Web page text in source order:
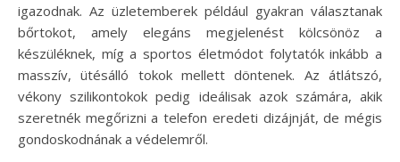
igazodnak. Az üzletemberek például gyakran választanak
bőrtokot, amely elegáns megjelenést kölcsönöz a
készüléknek, míg a sportos életmódot folytatók inkább a
masszív, ütésálló tokok mellett döntenek. Az átlátszó,
vékony szilikontokok pedig ideálisak azok számára, akik
szeretnék megőrizni a telefon eredeti dizájnját, de mégis
gondoskodnának a védelemről.